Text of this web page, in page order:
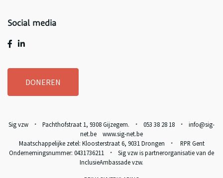
Social media
DONEREN
Sig vzw * Pachthofstraat 1, 9308 Gijzegem. * 053 38 28 18 *
info@sig-
net.be www.sig-net.be
Maatschappelijke zetel: Kloosterstraat 6, 9031 Drongen
*RPR Gent
Ondernemingsnummer: 0431736211
*
Sig vzw is partnerorganisatie van de
InclusieAmbassade vzw.